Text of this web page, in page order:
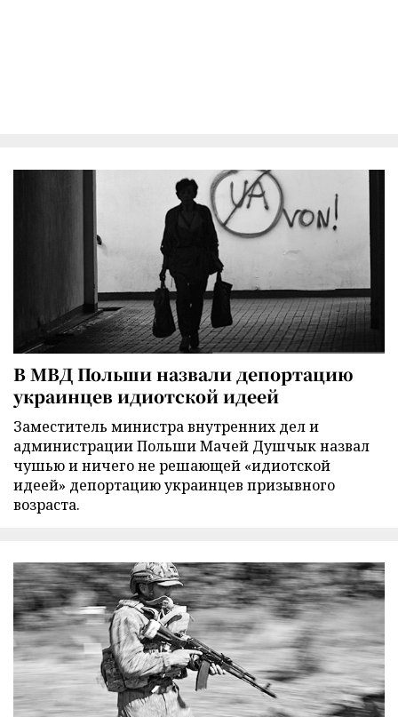
В МВД Польши назвали депортацию
украинцев идиотской идеей
Заместитель министра внутренних дел и
администрации Польши Мачей Душчык назвал
чушью и ничего не решающей «идиотской
идеей» депортацию украинцев призывного
возраста.